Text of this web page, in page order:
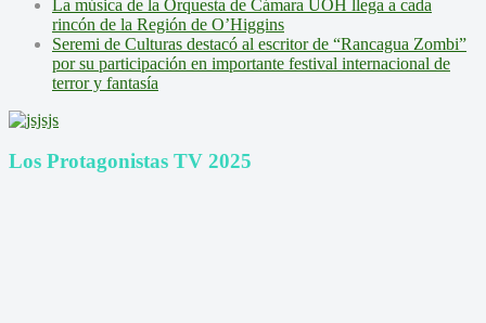
La música de la Orquesta de Cámara UOH llega a cada
rincón de la Región de O’Higgins
Seremi de Culturas destacó al escritor de “Rancagua Zombi”
por su participación en importante festival internacional de
terror y fantasía
Los Protagonistas TV 2025